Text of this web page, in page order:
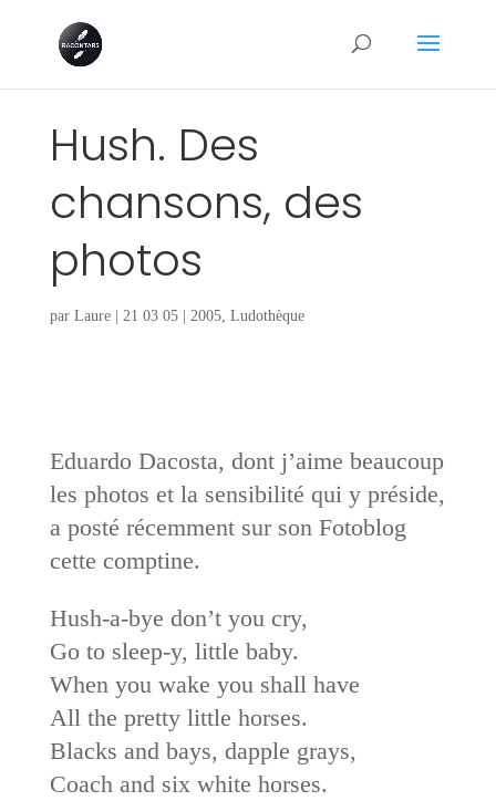
Hush. Des
chansons, des
photos
par Laure| 21 03 05| 2005, Ludothèque
Eduardo Dacosta, dont j’aime beaucoup
les photos et la sensibilité qui y préside,
a posté récemment sur son Fotoblog
cette comptine.
Hush-a-bye don’t you cry,
Go to sleep-y, little baby.
When you wake you shall have
All the pretty little horses.
Blacks and bays, dapple grays,
Coach and six white horses.